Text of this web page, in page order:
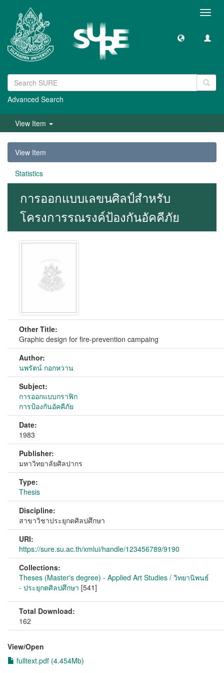
Advanced Search
View Item
View Item
Statistics
การออกแบบเลขนศิลป์สำหรับ
โครงการรณรงค์ป้องกันอัคคีภัย
Other Title:
Graphic design for fire-prevention campaing
Author:
นพรัตน์ กอกหวาน
Subject:
การออกแบบกราฟิก
การป้องกันอัคคีภัย
Date:
1983
Publisher:
มหาวิทยาลัยศิลปากร
Type:
Thesis
Discipline:
สาขาวิชาประยุกตศิลปศึกษา
URI:
https://sure.su.ac.th/xmlui/handle/123456789/9190
Collections:
Theses (Master's degree) - Applied Art Studies / วิทยานิพนธ์
- ประยุกตศิลปศึกษา [541]
Total Download:
162
View/Open
fulltext.pdf (4.454Mb)